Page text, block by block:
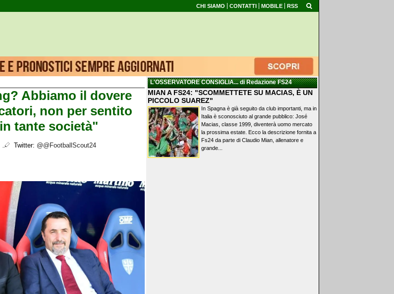
CHI SIAMO CONTATTI MOBILE RSS
Abbiamo il dovere
non per sentito
tante società"
Twitter: @@FootballScout24
L'OSSERVATORE CONSIGLIA...di Redazione FS24
MIAN A FS24: "SCOMMETTETE SU MACIAS, È UN
PICCOLO SUAREZ"
In Spagna è già seguito da club importanti, ma in
Italia è sconosciuto al grande pubblico: José
Macias, classe 1999, diventerà uomo mercato
la prossima estate. Ecco la descrizione fornita a
Fs24 da parte di Claudio Mian, allenatore e
grande...